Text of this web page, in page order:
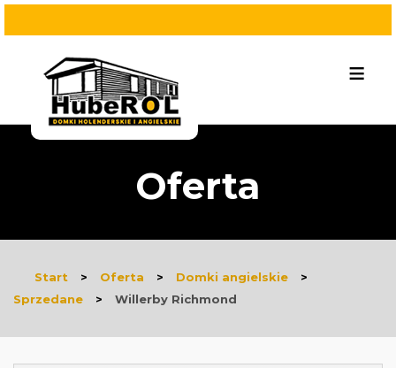
≡
Oferta
Start > Oferta > Domki angielskie
>
Sprzedane
> Willerby Richmond